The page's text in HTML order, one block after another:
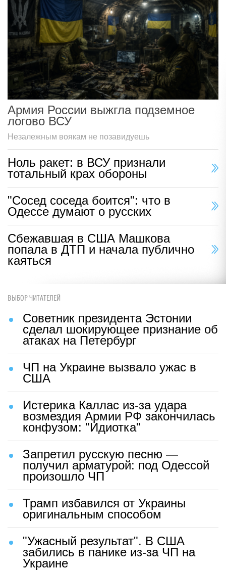
Армия России выжгла подземное
логово ВСУ
Незалежным воякам не позавидуешь
Ноль ракет: в ВСУ признали
тотальный крах обороны
"Сосед соседа боится": что в
Одессе думают о русских
Сбежавшая в США Машкова
попала в ДТП и начала публично
каяться
ВЫБОР ЧИТАТЕЛЕЙ
Советник президента Эстонии
сделал шокирующее признание об
атаках на Петербург
ЧП на Украине вызвало ужас в
США
Истерика Каллас из-за удара
возмездия Армии РФ закончилась
конфузом: "Идиотка"
Запретил русскую песню —
получил арматурой: под Одессой
произошло ЧП
Трамп избавился от Украины
оригинальным способом
"Ужасный результат". В США
забились в панике из-за ЧП на
Украине